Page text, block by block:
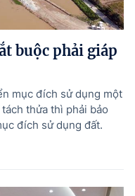
buộc phải giáp
mục đích sử dụng một
thửa thì phải bảo
đích sử dụng đất.